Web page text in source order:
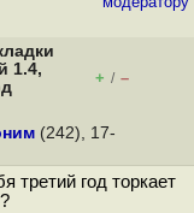
1.4,
+ / –
(242), 17-
третий год торкает